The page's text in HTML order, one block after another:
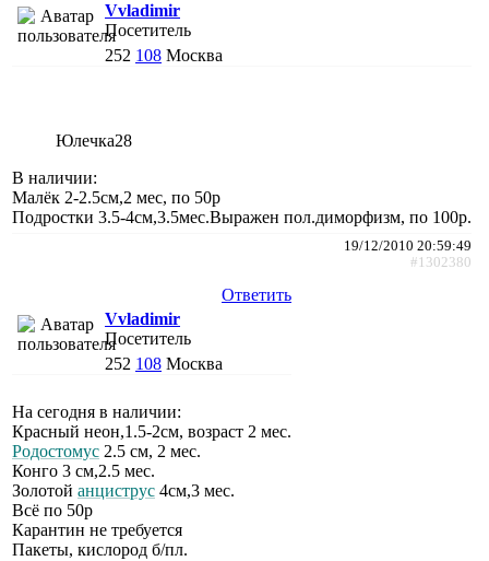
Vvladimir
Посетитель
252 108 Москва
Юлечка28
В наличии:
Малёк 2-2.5см,2 мес, по 50р
Подростки 3.5-4см,3.5мес.Выражен пол.диморфизм, по 100р.
19/12/2010 20:59:49
#1302380
Ответить
Vvladimir
Посетитель
252 108 Москва
На сегодня в наличии:
Красный неон,1.5-2см, возраст 2 мес.
Родостомус 2.5 см, 2 мес.
Конго 3 см,2.5 мес.
Золотой анциструс 4см,3 мес.
Всё по 50р
Карантин не требуется
Пакеты, кислород б/пл.